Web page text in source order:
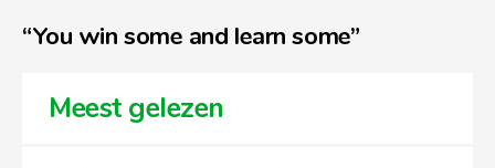
“You win some and learn some”
Meest gelezen